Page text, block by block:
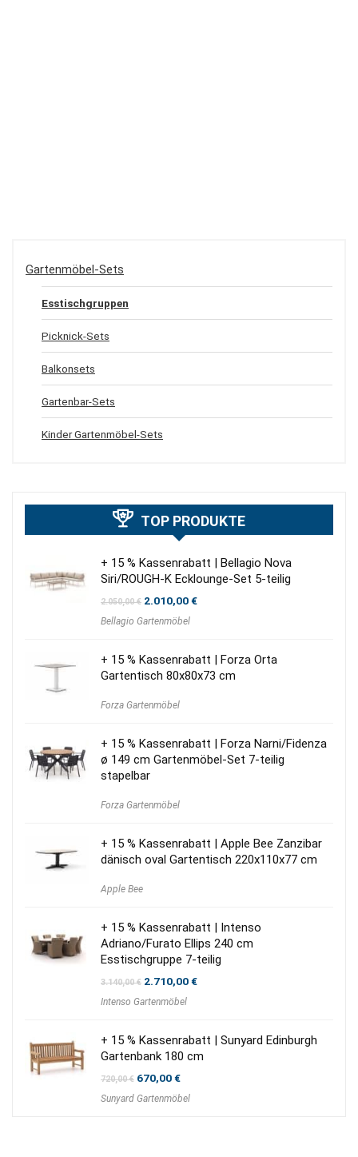
Gartenmöbel-Sets
Esstischgruppen
Picknick-Sets
Balkonsets
Gartenbar-Sets
Kinder Gartenmöbel-Sets
TOP PRODUKTE
+ 15 % Kassenrabatt | Bellagio Nova
Siri/ROUGH-K Ecklounge-Set 5-teilig
2.050,00€ Ursprünglicher
war:
2.010,00€Aktueller
Bellagio Gartenmöbel
+ 15 % Kassenrabatt | Forza Orta
Gartentisch 80x80x73 cm
Forza Gartenmöbel
+ 15 % Kassenrabatt | Forza Narni/Fidenza
ø 149 cm Gartenmöbel-Set 7-teilig
stapelbar
Forza Gartenmöbel
+ 15 % Kassenrabatt | Apple Bee Zanzibar
dänisch oval Gartentisch 220x110x77 cm
Apple Bee
+ 15 % Kassenrabatt | Intenso
Adriano/Furato Ellips 240 cm
Esstischgruppe 7-teilig
3.140,00€ Ursprünglicher
war:
2.710,00€Aktueller
Intenso Gartenmöbel
+ 15 % Kassenrabatt | Sunyard Edinburgh
Gartenbank 180 cm
720,00€ Ursprünglicher
war:
670,00€Aktueller
ist:
Sunyard Gartenmöbel